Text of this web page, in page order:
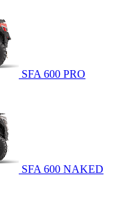
SFA 600 PRO
SFA 600 NAKED